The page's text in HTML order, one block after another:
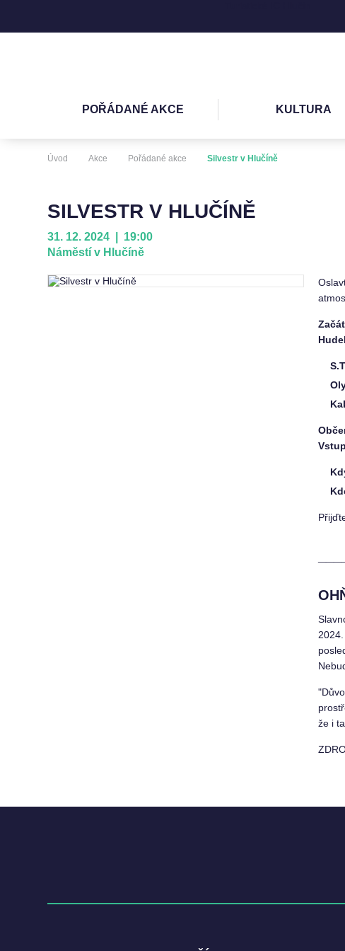
POŘÁDANÉ AKCE KULTURA
Úvod Akce Pořádané akce Silvestr v Hlučíně
SILVESTR V HLUČÍNĚ
31. 12. 2024 | 19:00
Náměstí v Hlučíně
že i